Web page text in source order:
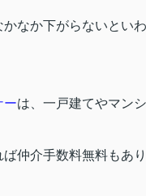
なか下がらないとい
ーは、一戸建てやマン
仲介手数料無料もあり